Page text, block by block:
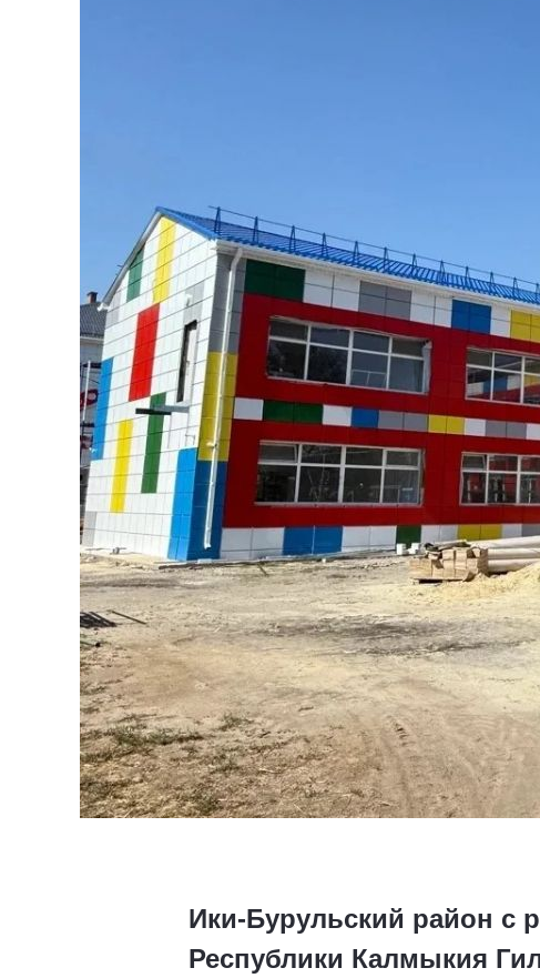
Ики‑Бурульский район с
Республики Калмыкия